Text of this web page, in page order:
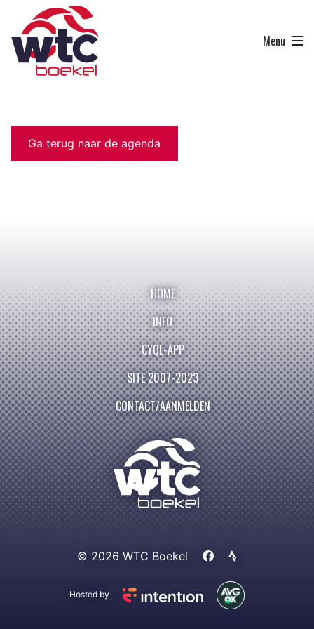
Ga terug naar de agenda
HOME
INFO
CYQL-APP
SITE 2007-2023
CONTACT/AANMELDEN
© 2026 WTC Boekel
Hosted by